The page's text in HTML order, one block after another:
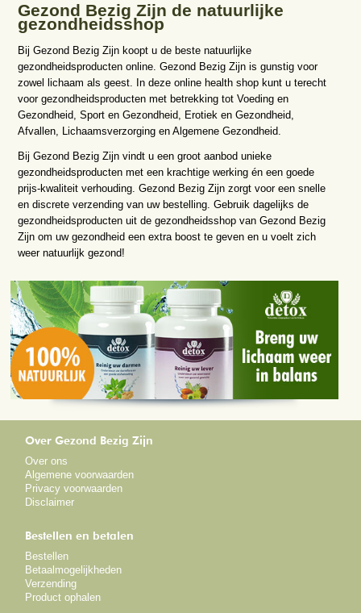
Gezond Bezig Zijn de natuurlijke
gezondheidsshop
Bij Gezond Bezig Zijn koopt u de beste natuurlijke
gezondheidsproducten online. Gezond Bezig Zijn is gunstig voor
zowel lichaam als geest. In deze online health shop kunt u terecht
voor gezondheidsproducten met betrekking tot Voeding en
Gezondheid, Sport en Gezondheid, Erotiek en Gezondheid,
Afvallen, Lichaamsverzorging en Algemene Gezondheid.
Bij Gezond Bezig Zijn vindt u een groot aanbod unieke
gezondheidsproducten met een krachtige werking én een goede
prijs-kwaliteit verhouding. Gezond Bezig Zijn zorgt voor een snelle
en discrete verzending van uw bestelling. Gebruik dagelijks de
gezondheidsproducten uit de gezondheidsshop van Gezond Bezig
Zijn om uw gezondheid een extra boost te geven en u voelt zich
weer natuurlijk gezond!
Over Gezond Bezig Zijn
Over ons
Algemene voorwaarden
Privacy voorwaarden
Disclaimer
Bestellen en betalen
Bestellen
Betaalmogelijkheden
Verzending
Product ophalen